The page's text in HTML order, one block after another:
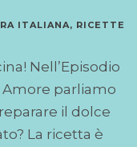
ITALIANA, RICETTE
Nell’Episodio
Amore parliamo
il dolce
La ricetta è